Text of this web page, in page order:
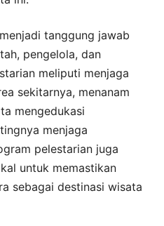
tanggung jawab
pengelola, dan
meliputi menjaga
sekitarnya, menanam
mengedukasi
menjaga
pelestarian juga
untuk memastikan
sebagai destinasi wisata